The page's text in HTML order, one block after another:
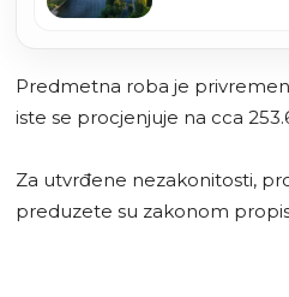
Predmetna roba je
iste se procjenjuje na cca
Za utvrđene nezakonitosti,
preduzete su zakonom